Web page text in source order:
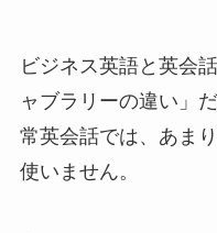
ビジネス英語と英会
ャブラリーの違い」
常英会話では、あま
使いません。